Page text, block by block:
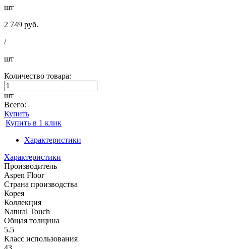
шт
2 749 руб.
/
шт
Количество товара:
шт
Всего:
Купить
Купить в 1 клик
Характеристики
Характеристики
Производитель
Aspen Floor
Страна производства
Корея
Коллекция
Natural Touch
Общая толщина
5.5
Класс использования